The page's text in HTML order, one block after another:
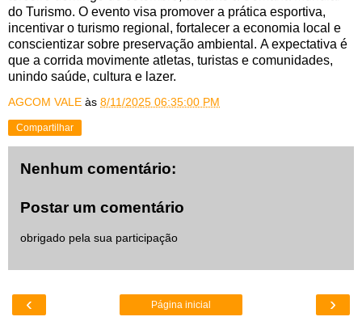
do Turismo. O evento visa promover a prática esportiva,
incentivar o turismo regional, fortalecer a economia local e
conscientizar sobre preservação ambiental. A expectativa é
que a corrida movimente atletas, turistas e comunidades,
unindo saúde, cultura e lazer.
AGCOM VALE às 8/11/2025 06:35:00 PM
Compartilhar
Nenhum comentário:
Postar um comentário
obrigado pela sua participação
‹ ›
Página inicial